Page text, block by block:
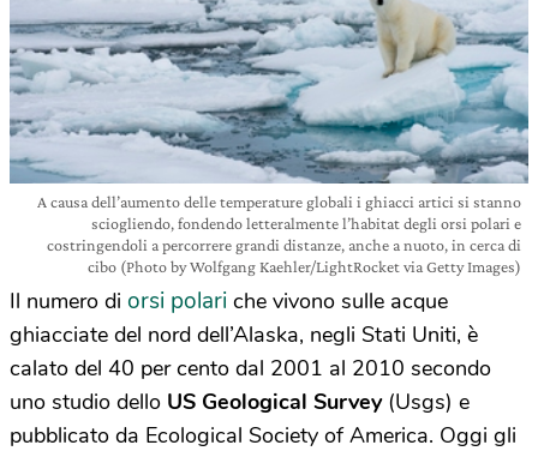
A causa dell’aumento delle temperature globali i ghiacci artici si stanno
sciogliendo, fondendo letteralmente l’habitat degli orsi polari e
costringendoli a percorrere grandi distanze, anche a nuoto, in cerca di
cibo (Photo by Wolfgang Kaehler/LightRocket via Getty Images)
Il numero di orsi polari che vivono sulle acque
ghiacciate del nord dell’Alaska, negli Stati Uniti, è
calato del 40 per cento dal 2001 al 2010 secondo
uno studio dello US Geological Survey(Usgs) e
pubblicato da Ecological Society of America. Oggi gli